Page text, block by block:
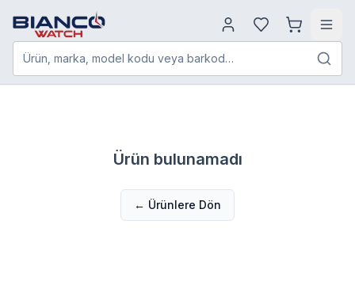
Ürün, marka, model kodu veya barkod…
Ürün bulunamadı
← Ürünlere Dön